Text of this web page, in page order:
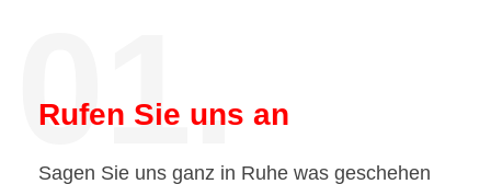
01.
Rufen Sie uns an
Sagen Sie uns ganz in Ruhe was geschehen